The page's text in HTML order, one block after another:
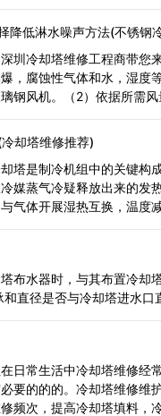
降低淋水噪声方法(不锈钢
圳冷却塔维修工程商带您
，腐蚀性气体和水，湿度
钢风机。（2）依据所需
冷却塔维修推荐)
却塔是制冷机组中的关键构
媒蒸气冷疑释放出来的发
气体开展湿热互换，温度
布水器时，与其布置冷却
直径是否与冷却塔进水口
日常生活中冷却塔维修经
要的的的。冷却塔维修维
频次，提高冷却塔填料，